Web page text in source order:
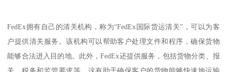
FedEx拥有自己的清关机构，称为“FedEx国际货运清关”，可以为客
户提供清关服务。该机构可以帮助客户处理文件和程序，确保货物
能够合法进入目的地。此外，FedEx还提供服务，包括货物分类、报